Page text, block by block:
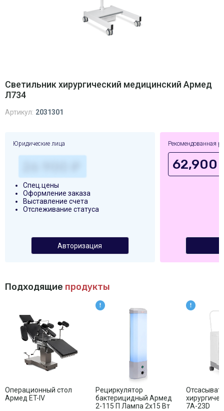
Светильник хирургический медицинский Армед
Л734
Артикул: 2031301
Юридические лица
Спец.цены
Оформление заказа
Выставление счета
Отслеживание статуса
Авторизация
Рекомендованная
62,900
Подходящие продукты
Операционный стол
Армед ET-IV
Рециркулятор
бактерицидный Армед
2-115 П Лампа 2х15 Вт
7А-23D